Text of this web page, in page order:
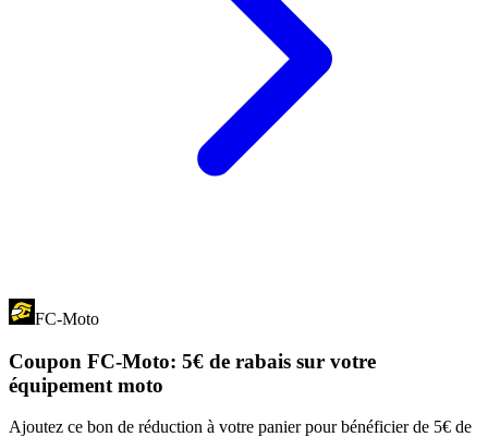
FC-Moto
Coupon FC-Moto: 5€ de rabais sur votre
équipement moto
Ajoutez ce bon de réduction à votre panier pour bénéficier de 5€ de